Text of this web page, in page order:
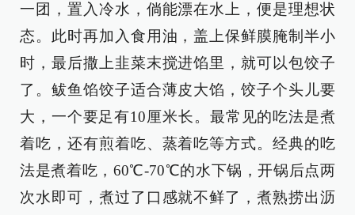
一团，置入冷水，倘能漂在水上，便是理想状
态。此时再加入食用油，盖上保鲜膜腌制半小
时，最后撒上韭菜末搅进馅里，就可以包饺子
了。鲅鱼馅饺子适合薄皮大馅，饺子个头儿要
大，一个要足有10厘米长。最常见的吃法是煮
着吃，还有煎着吃、蒸着吃等方式。经典的吃
法是煮着吃，60℃-70℃的水下锅，开锅后点两
次水即可，煮过了口感就不鲜了，煮熟捞出沥